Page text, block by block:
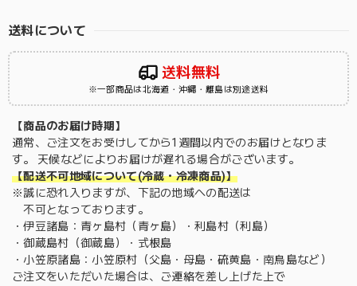
送料について
送料無料
※一部商品は北海道・沖縄・離島は別途送料
【商品のお届け時期】
通常、ご注文をお受けしてから1週間以内でのお届けとなりま
す。 天候などによりお届けが遅れる場合がございます。
【配送不可地域について(冷蔵・冷凍商品)】
※誠に恐れ入りますが、下記の地域への配送は
不可となっております。
・伊豆諸島：青ヶ島村（青ヶ島）・利島村（利島）
・御蔵島村（御蔵島）・式根島
・小笠原諸島：小笠原村（父島・母島・硫黄島・南鳥島など）
ご注文をいただいた場合は、ご連絡を差し上げた上で